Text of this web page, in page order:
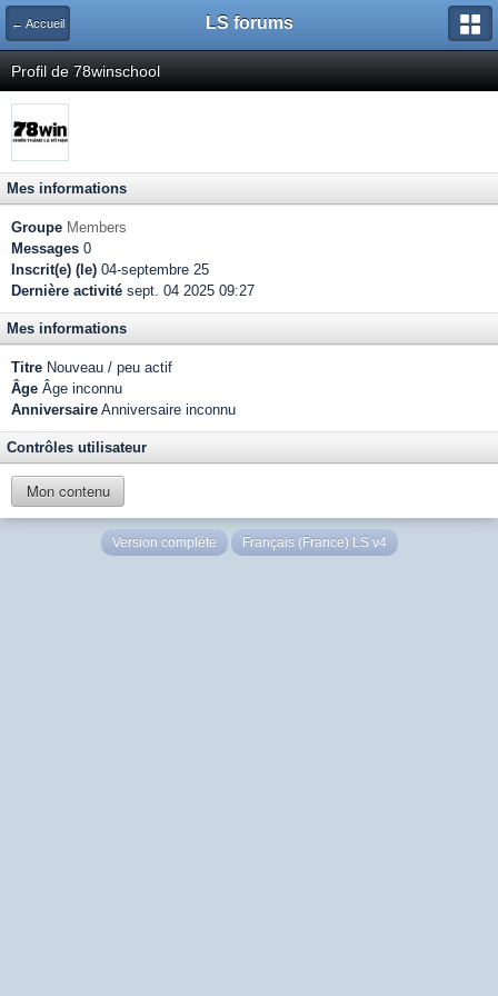
← Accueil LS forums
Profil de 78winschool
Mes informations
Groupe Members
Messages 0
Inscrit(e) (le) 04-septembre 25
Dernière activité sept. 04 2025 09:27
Mes informations
Titre Nouveau / peu actif
Âge Âge inconnu
Anniversaire Anniversaire inconnu
Contrôles utilisateur
Mon contenu
Version complète Français (France) LS v4